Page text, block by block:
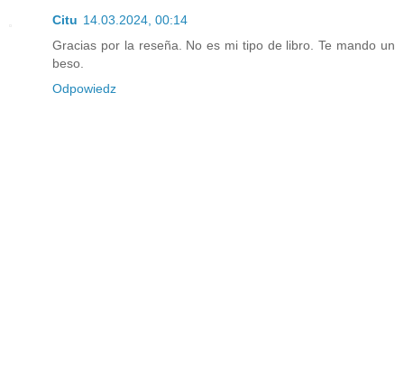
Citu 14.03.2024, 00:14
Gracias por la reseña. No es mi tipo de libro. Te mando un
beso.
Odpowiedz